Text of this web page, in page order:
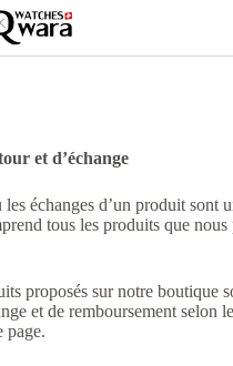
et d’échange
les échanges d’un produit sont
tous les produits que nous
proposés sur notre boutique
et de remboursement selon
page.